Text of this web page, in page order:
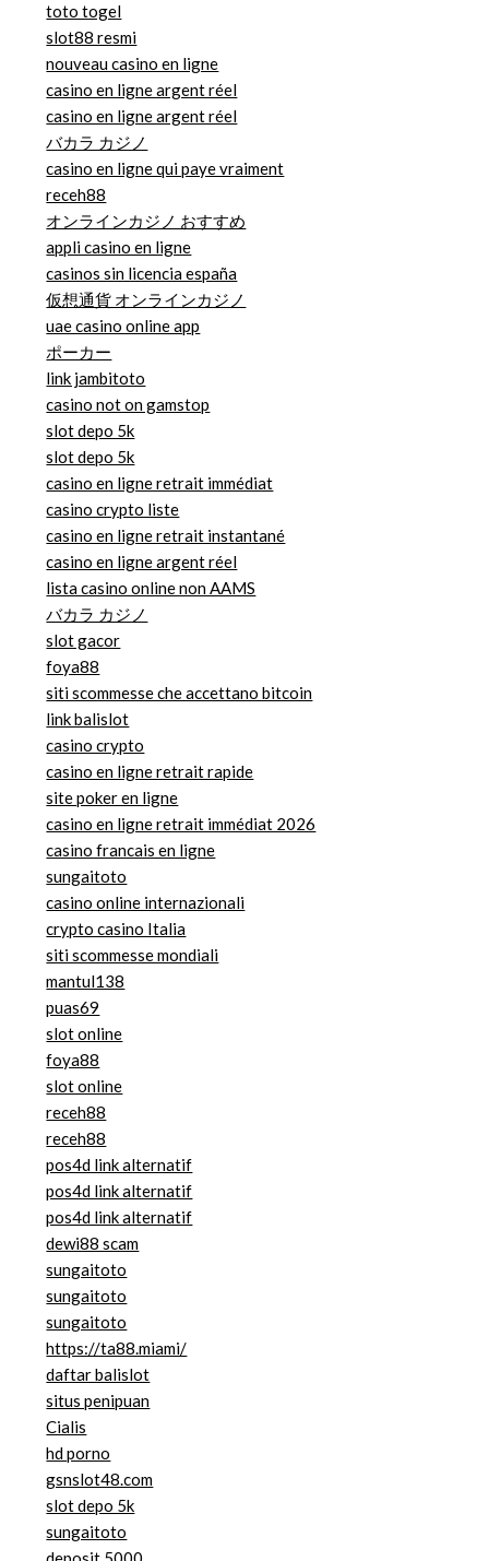
toto togel
slot88 resmi
nouveau casino en ligne
casino en ligne argent réel
casino en ligne argent réel
バカラ カジノ
casino en ligne qui paye vraiment
receh88
オンラインカジノ おすすめ
appli casino en ligne
casinos sin licencia españa
仮想通貨 オンラインカジノ
uae casino online app
ポーカー
link jambitoto
casino not on gamstop
slot depo 5k
slot depo 5k
casino en ligne retrait immédiat
casino crypto liste
casino en ligne retrait instantané
casino en ligne argent réel
lista casino online non AAMS
バカラ カジノ
slot gacor
foya88
siti scommesse che accettano bitcoin
link balislot
casino crypto
casino en ligne retrait rapide
site poker en ligne
casino en ligne retrait immédiat 2026
casino francais en ligne
sungaitoto
casino online internazionali
crypto casino Italia
siti scommesse mondiali
mantul138
puas69
slot online
foya88
slot online
receh88
receh88
pos4d link alternatif
pos4d link alternatif
pos4d link alternatif
dewi88 scam
sungaitoto
sungaitoto
sungaitoto
https://ta88.miami/
daftar balislot
situs penipuan
Cialis
hd porno
gsnslot48.com
slot depo 5k
sungaitoto